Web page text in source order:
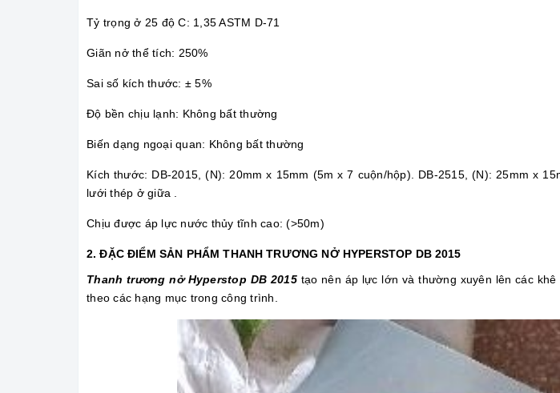
Tỷ trọng ở 25 độ C: 1,35 ASTM D-71
Giãn nở thể tích: 250%
Sai số kích thước: ± 5%
Độ bền chịu lạnh: Không bất thường
Biến dạng ngoại quan: Không bất thường
Kích thước: DB-2015, (N): 20mm x 15mm (5m x 7 cuộn/hộp). DB-2515, (N): 25mm x
lưới thép ở giữa .
Chịu được áp lực nước thủy tĩnh cao: (>50m)
2. ĐẶC ĐIỂM SẢN PHẨM THANH TRƯƠNG NỞ HYPERSTOP DB 2015
Thanh trương nở Hyperstop DB 2015 tạo nên áp lực lớn và thường xuyên lên các
theo các hạng mục trong công trình.